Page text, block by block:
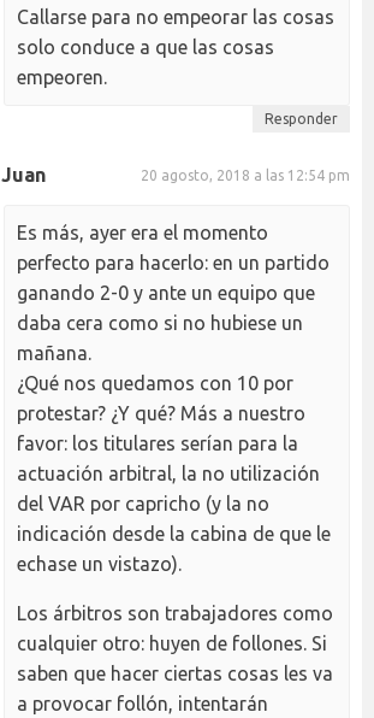
Callarse para no empeorar las cosas
solo conduce a que las cosas
empeoren.
Responder
Juan 20 agosto, 2018 a las 12:54 pm
Es más, ayer era el momento
perfecto para hacerlo: en un partido
ganando 2-0 y ante un equipo que
daba cera como si no hubiese un
mañana.
¿Qué nos quedamos con 10 por
protestar? ¿Y qué? Más a nuestro
favor: los titulares serían para la
actuación arbitral, la no utilización
del VAR por capricho (y la no
indicación desde la cabina de que le
echase un vistazo).
Los árbitros son trabajadores como
cualquier otro: huyen de follones. Si
saben que hacer ciertas cosas les va
a provocar follón, intentarán